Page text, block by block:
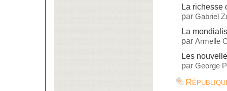
La richesse
par Gabriel
La
par Armelle
Les
par George